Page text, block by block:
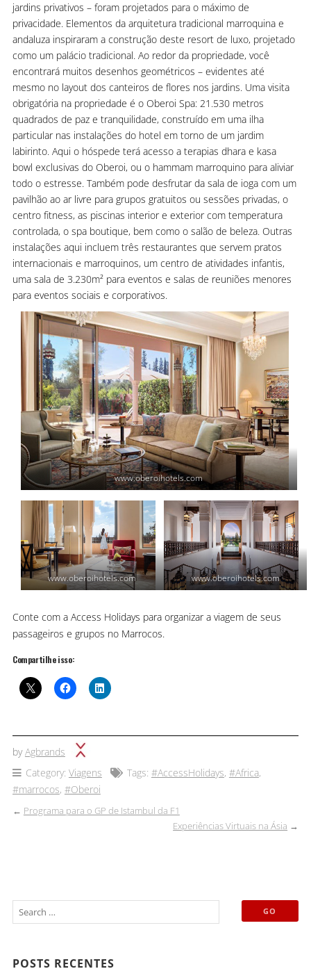
jardins privativos – foram projetados para o máximo de
privacidade. Elementos da arquitetura tradicional marroquina e
andaluza inspiraram a construção deste resort de luxo, projetado
como um palácio tradicional. Ao redor da propriedade, você
encontrará muitos desenhos geométricos – evidentes até
mesmo no layout dos canteiros de flores nos jardins. Uma visita
obrigatória na propriedade é o Oberoi Spa: 21.530 metros
quadrados de paz e tranquilidade, construído em uma ilha
particular nas instalações do hotel em torno de um jardim
labirinto. Aqui o hóspede terá acesso a terapias dhara e kasa
bowl exclusivas do Oberoi, ou o hammam marroquino para aliviar
todo o estresse. Também pode desfrutar da sala de ioga com um
pavilhão ao ar livre para grupos gratuitos ou sessões privadas, o
centro fitness, as piscinas interior e exterior com temperatura
controlada, o spa boutique, bem como o salão de beleza. Outras
instalações aqui incluem três restaurantes que servem pratos
internacionais e marroquinos, um centro de atividades infantis,
uma sala de 3.230m² para eventos e salas de reuniões menores
para eventos sociais e corporativos.
www.oberoihotels.com
www.oberoihotels.com www.oberoihotels.com
Conte com a Access Holidays para organizar a viagem de seus
passageiros e grupos no Marrocos.
Compartilhe isso:
byAgbrands
Category: Viagens Tags: #AccessHolidays, #Africa,
#marrocos, #Oberoi
← Programa para o GP de Istambul da F1
Experiências Virtuais na Ásia →
POSTS RECENTES